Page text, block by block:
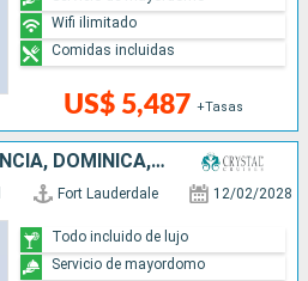
US$ 5,487 +Tasas
Wifi ilimitado
Comidas incluidas
ESTADOS UNIDOS, FRANCIA, DOMINICA, PUERTO RICO, ANTIGUA Y BARBUDA, SANTA LUCIA, GRENADA, ARUBA, COLOMBIA
Fort Lauderdale 12/02/2028
Todo incluido de lujo
Servicio de mayordomo